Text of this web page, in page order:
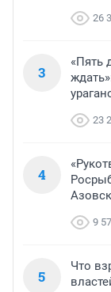
26
3
«Пять
23
4
9
5
Что